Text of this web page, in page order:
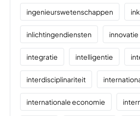
ingenieurswetenschappen
inlichtingendiensten innovatie
integratie intelligentie
interdisciplinariteit
internationale economie